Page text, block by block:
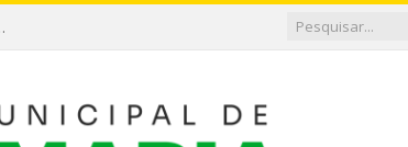
CULTURAL